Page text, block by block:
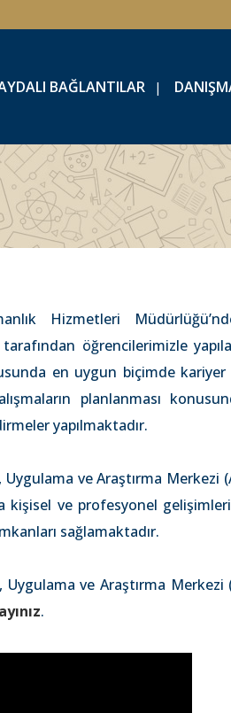
BAĞLANTILAR
Hizmetleri
tarafından öğrencilerimizle
en uygun biçimde kariyer
planlanması
yapılmaktadır.
Uygulama ve Araştırma Merkezi
kişisel ve profesyonel
sağlamaktadır.
Uygulama ve Araştırma Merkezi
.